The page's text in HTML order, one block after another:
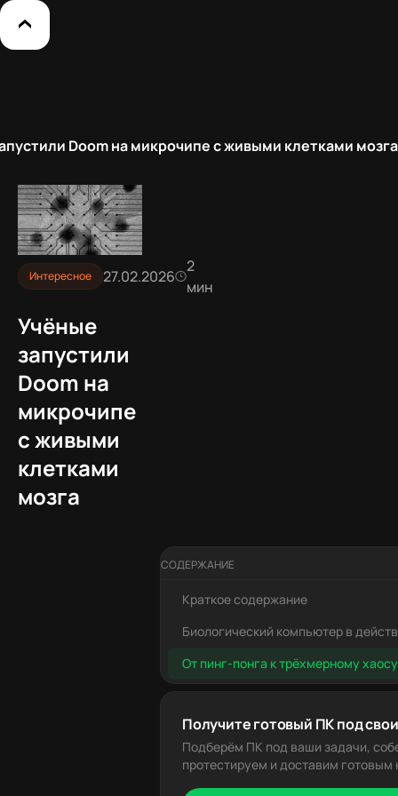
Doom на микрочипе с живыми клетками мозга
Интересное 27.02.2026
2
мин
Учёные
запустили
Doom на
микрочипе
с живыми
клетками
мозга
СОДЕРЖАНИЕ
Краткое содержание
Биологический компьютер в
От пинг-понга к трёхмерному хаосу
Получите готовый ПК под
Подберём ПК под ваши задачи,
протестируем и доставим готовым